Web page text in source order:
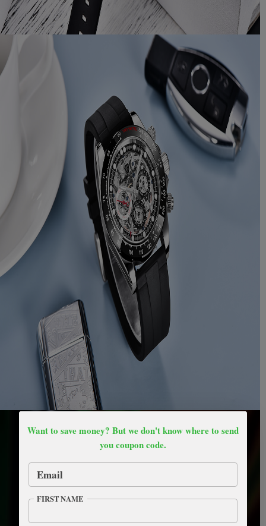
Want to save money? But we don't know where to send
you coupon code.
Email
FIRST NAME